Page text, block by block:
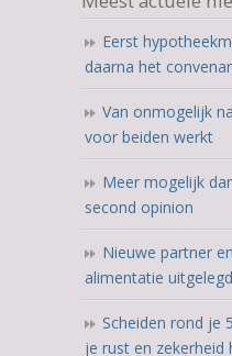
ratings
Eerst
daarna het
Van onmogelijk
voor beiden werkt
Meer mogelijk
second opinion
Nieuwe partner
alimentatie uitgelegd
Scheiden rond je
je rust en zekerheid